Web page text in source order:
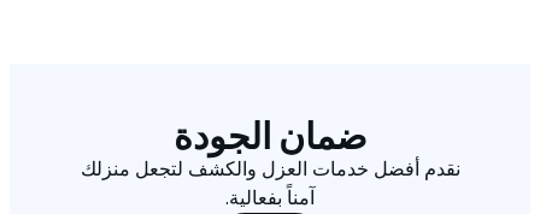
ضمان الجودة
نقدم أفضل خدمات العزل والكشف لتجعل منزلك
آمناً بفعالية.